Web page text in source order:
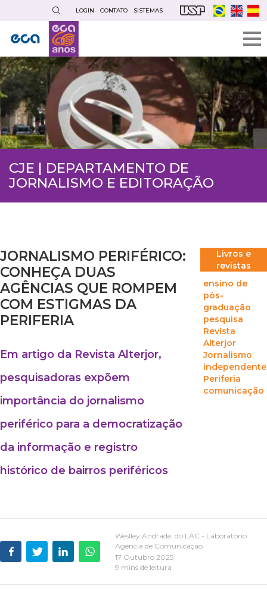
conteúdo
principal
LOGIN CONTATO SISTEMAS
CJE | DEPARTAMENTO DE
JORNALISMO E EDITORAÇÃO
JORNALISMO PERIFÉRICO:
CONHEÇA DUAS
AGÊNCIAS QUE ROMPEM
COM ESTIGMAS DA
PERIFERIA
Em artigo da Revista Alterjor,
pesquisadoras expõem
importância do jornalismo
periférico para a democratização
da informação e registro
histórico de bairros periféricos
Livros e
revistas
ensino de
pós-
graduação
pesquisa
Revista
Alterjor
Jornalismo
independente
Periferia
comunicação
Weslley Andrade, do LAC - Laboratório
Agência de Comunicação
17 Outubro 2025
9 mins de leitura